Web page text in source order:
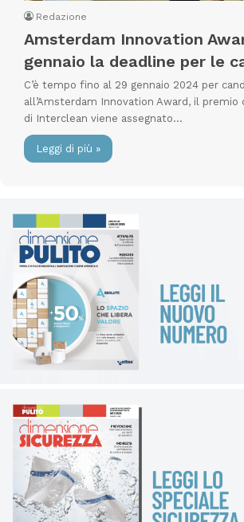
Redazione
Amsterdam Innovation
gennaio la deadline per le
C’è tempo fino al 29 gennaio 2024 per
all’Amsterdam Innovation Award, il premio
di Interclean viene assegnato…
Leggi di più »